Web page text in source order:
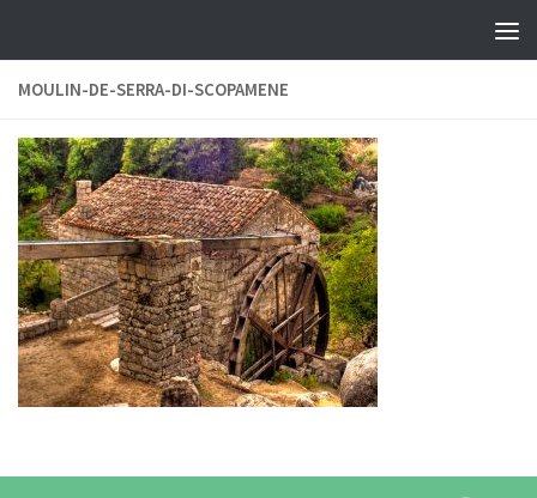
MOULIN-DE-SERRA-DI-SCOPAMENE